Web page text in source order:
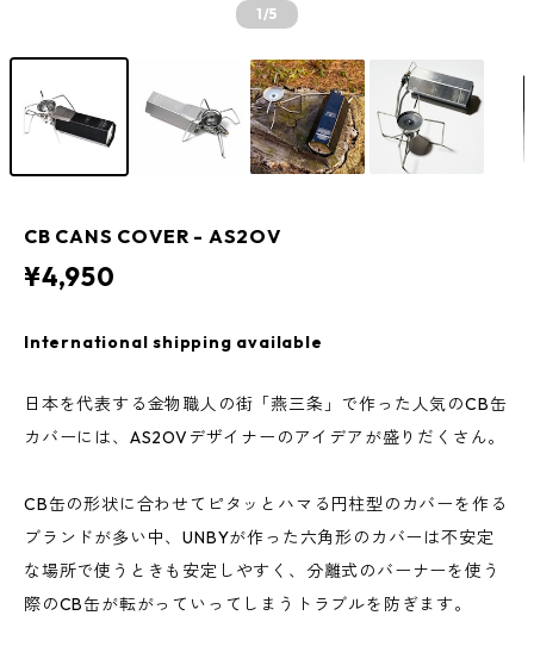
1/5
CB CANS COVER - AS2OV
¥4,950
International shipping available
日本を代表する金物職人の街「燕三条」で作った人気のCB缶
カバーには、AS2OVデザイナーのアイデアが盛りだくさん。
CB缶の形状に合わせてピタッとハマる円柱型のカバーを作る
ブランドが多い中、UNBYが作った六角形のカバーは不安定
な場所で使うときも安定しやすく、分離式のバーナーを使う
際のCB缶が転がっていってしまうトラブルを防ぎます。